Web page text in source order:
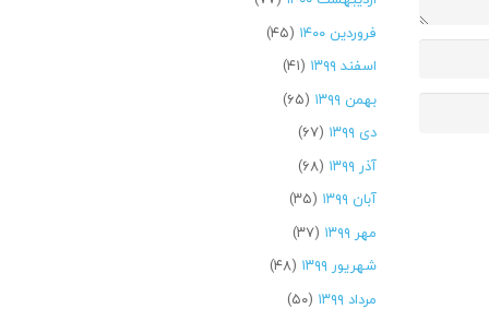
فروردین ۱۴۰۰
(۴۵)
اسفند ۱۳۹۹
(۴۱)
بهمن ۱۳۹۹
(۶۵)
دی ۱۳۹۹
(۶۷)
آذر ۱۳۹۹
(۶۸)
آبان ۱۳۹۹
(۳۵)
مهر ۱۳۹۹
(۳۷)
شهریور ۱۳۹۹
(۴۸)
مرداد ۱۳۹۹
(۵۰)